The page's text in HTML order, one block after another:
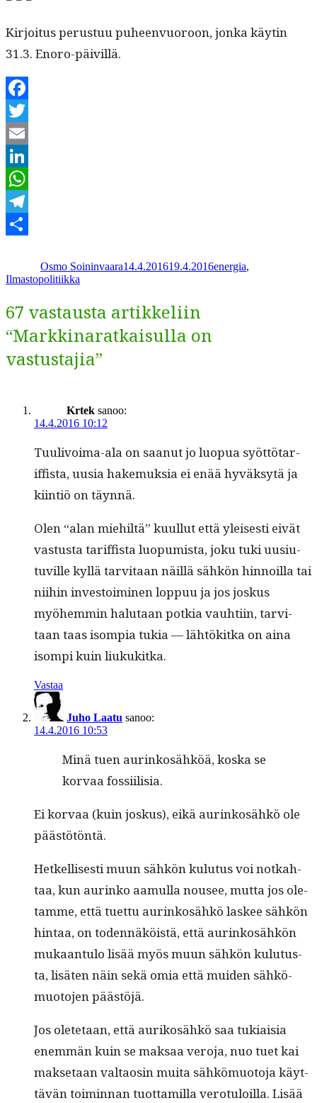
Kir­joi­tus perus­tuu puheen­vuoroon, jon­ka käytin
31.3. Enoro-päivillä.
Facebook
Twitter
Email
LinkedIn
WhatsApp
Telegram
Osmo Soininvaara14.4.201619.4.2016energia,
Ilmastopolitiikka
67 vastausta artikkeliin
“Markkinaratkaisulla on
vastustajia”
Krtek sanoo:
14.4.2016 10:12
Tuulivoima-ala on saanut jo luop­ua syöt­tö­tar­
iff­ista, uusia hake­muk­sia ei enää hyväksytä ja
kiin­tiö on täynnä.
Olen “alan miehiltä” kuul­lut että yleis­es­ti eivät
vas­tus­ta tar­iff­ista luop­umista, joku tuki uusi­u­
tuville kyl­lä tarvi­taan näil­lä sähkön hin­noil­la tai
niihin investoimi­nen lop­puu ja jos joskus
myöhem­min halu­taan potkia vauhti­in, tarvi­
taan taas isom­pia tukia — lähtök­it­ka on aina
isom­pi kuin liukukitka.
Vastaa
Juho Laatu sanoo:
14.4.2016 10:53
Minä tuen aurinkosähköä, kos­ka se
kor­vaa fossiilisia.
Ei kor­vaa (kuin joskus), eikä aurinkosähkö ole
päästötöntä.
Het­kel­lis­es­ti muun sähkön kulu­tus voi notkah­
taa, kun aurinko aamul­la nousee, mut­ta jos ole­
tamme, että tuet­tu aurinkosähkö las­kee sähkön
hin­taa, on toden­näköistä, että aurinkosähkön
mukaan­tu­lo lisää myös muun sähkön kulu­tus­
ta, lisäten näin sekä omia että muiden sähkö­
muo­to­jen päästöjä.
Jos olete­taan, että aurikosähkö saa tuki­aisia
enem­män kuin se mak­saa vero­ja, nuo tuet kai
mak­se­taan val­taosin mui­ta sähkö­muo­to­ja käyt­
tävän toimin­nan tuot­tamil­la vero­tu­loil­la. Lisää